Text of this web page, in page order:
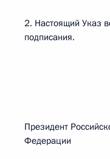
2. Настоящий Указ
подписания.
Президент